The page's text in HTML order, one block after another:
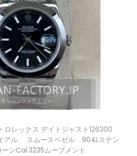
ロレックス デイトジャスト126300
アル スムースベゼル 904Lステン
ンCal.3235ムーブメント